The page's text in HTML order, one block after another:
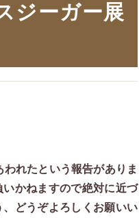
ジーガー展
れたという報告がありま
かねますので絶対に近づ
どうぞよろしくお願いい